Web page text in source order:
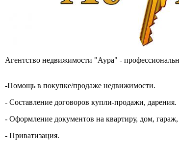
Агентство недвижимости "Аура" -
-Помощь в покупке/продаже недвижимости.
- Составление договоров купли-продажи, дарения.
- Оформление документов на квартиру, дом,
- Приватизация.